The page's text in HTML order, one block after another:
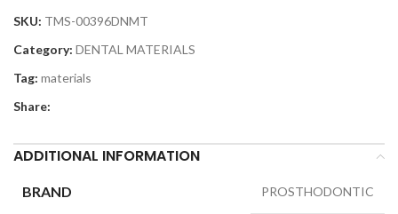
SKU: TMS-00396DNMT
Category: DENTAL MATERIALS
Tag: materials
Share:
ADDITIONAL INFORMATION
BRAND PROSTHODONTIC